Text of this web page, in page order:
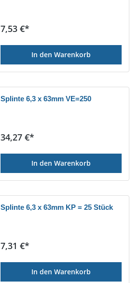
Regulärer Preis:
7,53 €*
In den Warenkorb
Splinte 6,3 x 63mm VE=250
Regulärer Preis:
34,27 €*
In den Warenkorb
Splinte 6,3 x 63mm KP = 25 Stück
Regulärer Preis:
7,31 €*
In den Warenkorb